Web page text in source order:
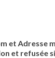
et Adresse
et refusée